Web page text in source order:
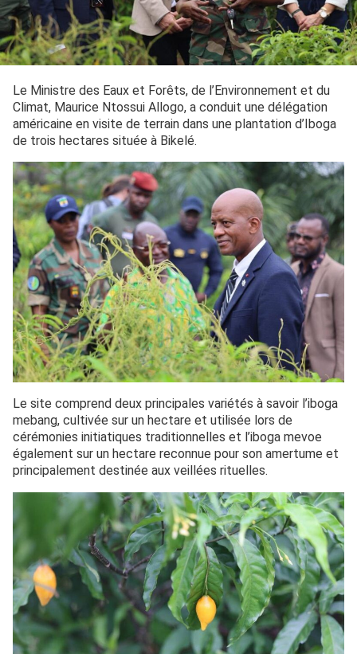
Le Ministre des Eaux et Forêts, de l’Environnement et du
Climat, Maurice Ntossui Allogo, a conduit une délégation
américaine en visite de terrain dans une plantation d’Iboga
de trois hectares située à Bikelé.
Le site comprend deux principales variétés à savoir l’iboga
mebang, cultivée sur un hectare et utilisée lors de
cérémonies initiatiques traditionnelles et l’iboga mevoe
également sur un hectare reconnue pour son amertume et
principalement destinée aux veillées rituelles.